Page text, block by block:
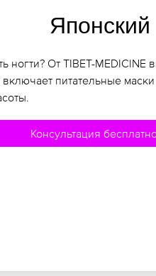
Японский
ногти? От TIBET-
питательные
Консультация